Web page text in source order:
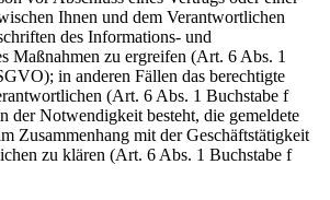
Ihnen und dem Verantwortlichen
des Informations- und
Maßnahmen zu ergreifen (Art. 6 Abs. 1
in anderen Fällen das berechtigte
(Art. 6 Abs. 1 Buchstabe f
der Notwendigkeit besteht, die gemeldete
Zusammenhang mit der Geschäftstätigkeit
zu klären (Art. 6 Abs. 1 Buchstabe f